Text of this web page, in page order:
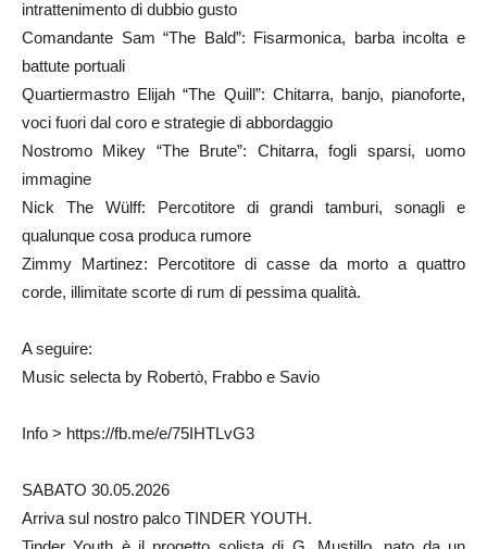
intrattenimento di dubbio gusto
Comandante Sam “The Bald”: Fisarmonica, barba incolta e
battute portuali
Quartiermastro Elijah “The Quill”: Chitarra, banjo, pianoforte,
voci fuori dal coro e strategie di abbordaggio
Nostromo Mikey “The Brute”: Chitarra, fogli sparsi, uomo
immagine
Nick The Wülff: Percotitore di grandi tamburi, sonagli e
qualunque cosa produca rumore
Zimmy Martinez: Percotitore di casse da morto a quattro
corde, illimitate scorte di rum di pessima qualità.
A seguire:
Music selecta by Robertò, Frabbo e Savio
Info > https://fb.me/e/75IHTLvG3
SABATO 30.05.2026
Arriva sul nostro palco TINDER YOUTH.